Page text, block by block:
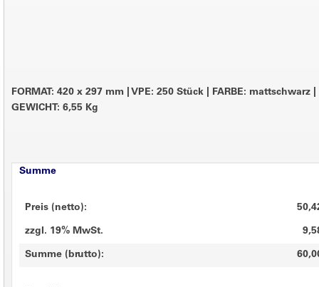
FORMAT: 420 x 297 mm VPE: 250 Stück FARBE: mattschwarz
GEWICHT: 6,55 Kg
Summe
Preis (netto):
zzgl. 19% MwSt.
Summe (brutto):